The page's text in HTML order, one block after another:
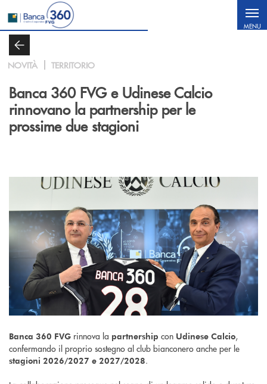
Salta al contenuto principale
MENU
NOVITÀ TERRITORIO
Banca 360 FVG e Udinese Calcio
rinnovano la partnership per le
prossime due stagioni
Banca 360 FVG rinnova la partnership con Udinese Calcio,
confermando il proprio sostegno al club bianconero anche per le
stagioni 2026/2027 e 2027/2028.